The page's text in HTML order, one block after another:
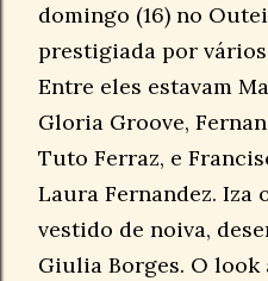
domingo (16) no
prestigiada por
Entre eles estavam
Gloria Groove,
Tuto Ferraz, e
Laura Fernandez. Iza
vestido de noiva,
Giulia Borges. O look